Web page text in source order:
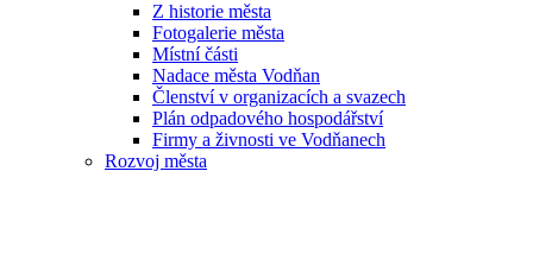
Z historie města
Fotogalerie města
Místní části
Nadace města Vodňan
Členství v organizacích a svazech
Plán odpadového hospodářství
Firmy a živnosti ve Vodňanech
Rozvoj města